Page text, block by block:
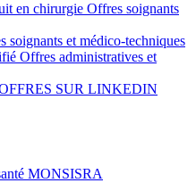
en chirurgie Offres soignants
soignants et médico-techniques
Offres administratives et
SUR LINKEDIN
MONSISRA